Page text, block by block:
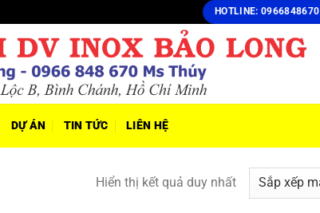
HOTLINE: 0966848670
DỰ ÁN TIN TỨC LIÊN HỆ
Hiển thị kết quả duy nhất